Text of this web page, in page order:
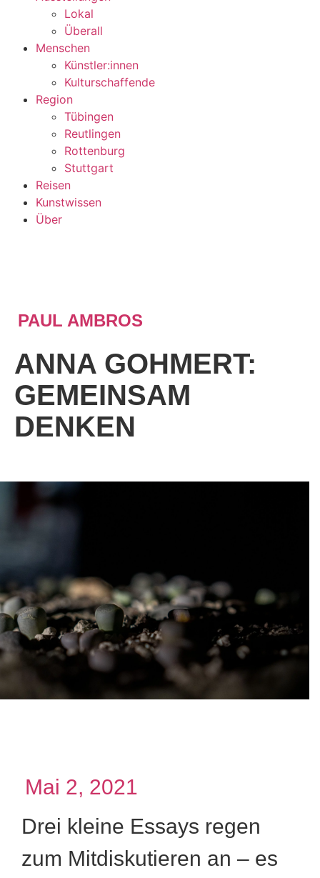
Lokal
Überall
Menschen
Künstler:innen
Kulturschaffende
Region
Tübingen
Reutlingen
Rottenburg
Stuttgart
Reisen
Kunstwissen
Über
PAUL AMBROS
ANNA GOHMERT:
GEMEINSAM
DENKEN
Mai 2, 2021
Drei kleine Essays regen
zum Mitdiskutieren an – es